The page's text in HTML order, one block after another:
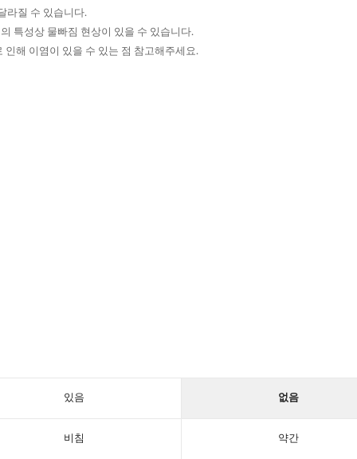
라질 수 있습니다.
특성상 물빠짐 현상이 있을 수 있습니다.
해 이염이 있을 수 있는 점 참고해주세요.
있음 없음
비침 약간